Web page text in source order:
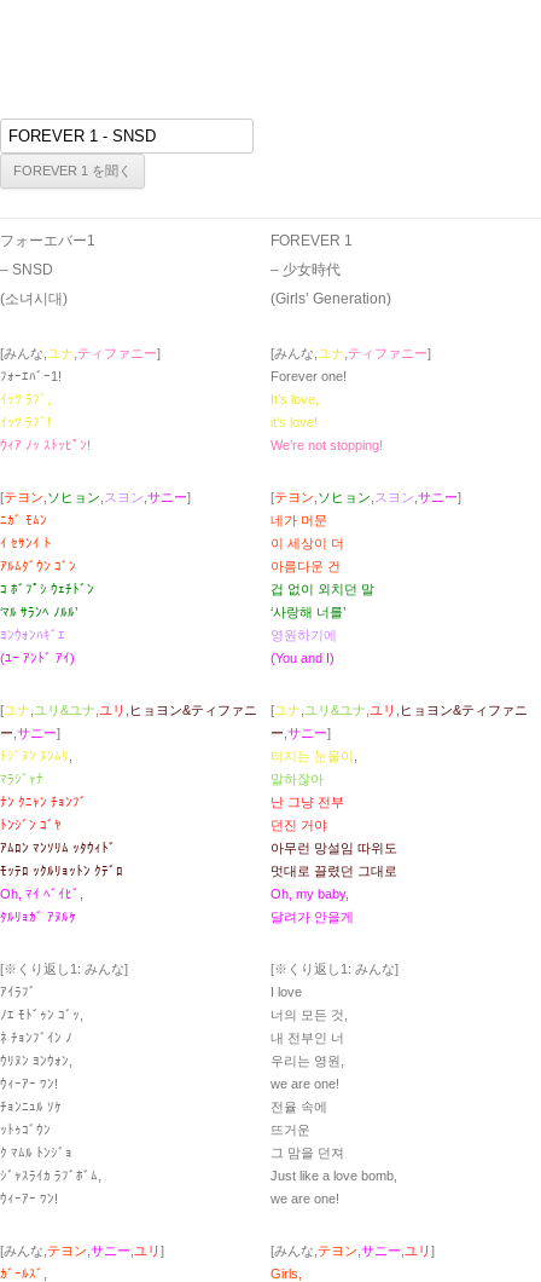
フォーエバー1
– SNSD
(소녀시대)
[みんな, ユナ ティファニー]
ﾌｫｰｴﾊﾞｰ1!
ｲｯﾂ ﾗﾌﾞ,
ｲｯﾂ ﾗﾌﾞ!
ｳｨｱ ﾉｯ ｽﾄｯﾋﾟﾝ!
[テヨン ソヒョン スヨン サニー]
ﾆｶﾞ ﾓﾑﾝ
ｲ ｾｻﾝｲ ﾄ
ｱﾙﾑﾀﾞｳﾝ ｺﾞﾝ
ｺ ﾎﾞﾌﾟｼ ｳｪﾁﾄﾞﾝ
‘ﾏﾙ ｻﾗﾝﾍ ﾉﾙﾙ’
ﾖﾝｳｫﾝﾊｷﾞｴ
(ﾕｰ ｱﾝﾄﾞ ｱｲ)
[ユナ ユリ&ユナ ユリ
ヒョヨン&ティファニ
ー サニー]
ﾄｼﾞﾇﾝ ﾇﾝﾑﾘ
ﾏﾗｼﾞｬﾅ
ﾅﾝ ｸﾆｬﾝ ﾁｮﾝﾌﾞ
ﾄﾝｼﾞﾝ ｺﾞﾔ
ｱﾑﾛﾝ ﾏﾝｿﾘﾑ ｯﾀｳｨﾄﾞ
ﾓｯﾃﾛ ｯｸﾙﾘｮｯﾄﾝ ｸﾃﾞﾛ
Oh, ﾏｲ ﾍﾞｲﾋﾞ,
ﾀﾙﾘｮｶﾞ ｱﾇﾙｹ
[※くり返し1: みんな]
ｱｲﾗﾌﾞ
ﾉｴ ﾓﾄﾞｩﾝ ｺﾞｯ,
ﾈ ﾁｮﾝﾌﾞｲﾝ ﾉ
ｳﾘﾇﾝ ﾖﾝｳｫﾝ,
ｳｨｰｱｰ ﾜﾝ!
ﾁｮﾝﾆｭﾙ ｿｹ
ｯﾄｩｺﾞｳﾝ
ｸ ﾏﾑﾙ ﾄﾝｼﾞｮ
ｼﾞｬｽﾗｲｶ ﾗﾌﾞﾎﾞﾑ,
ｳｨｰｱｰ ﾜﾝ!
[みんな, テヨン サニー ユリ ]
ｶﾞｰﾙｽﾞ,
FOREVER 1
– 少女時代
(Girls’ Generation)
[みんな, ユナ ティファニー]
Forever one!
It’s love,
it’s love!
We’re not stopping!
[テヨン ソヒョン スヨン サニー]
네가 머문
이 세상이 더
아름다운 건
겁 없이 외치던 말
‘사랑해 너를’
영원하기에
(You and I)
[ユナ ユリ&ユナ ユリ
ヒョヨン&ティファニ
ー サニー]
터지는 눈물이
말하잖아
난 그냥 전부
던진 거야
아무런 망설임 따위도
멋대로 끌렸던 그대로
Oh, my baby,
달려가 안을게
[※くり返し1: みんな]
I love
너의 모든 것,
내 전부인 너
우리는 영원,
we are one!
전율 속에
뜨거운
그 맘을 던져
Just like a love bomb,
we are one!
[みんな, テヨン サニー ユリ ]
Girls,